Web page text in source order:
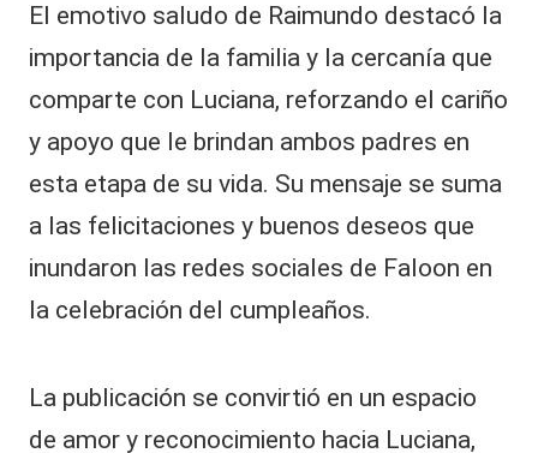
El emotivo saludo de Raimundo destacó la
importancia de la familia y la cercanía que
comparte con Luciana, reforzando el cariño
y apoyo que le brindan ambos padres en
esta etapa de su vida. Su mensaje se suma
a las felicitaciones y buenos deseos que
inundaron las redes sociales de Faloon en
la celebración del cumpleaños.
La publicación se convirtió en un espacio
de amor y reconocimiento hacia Luciana,